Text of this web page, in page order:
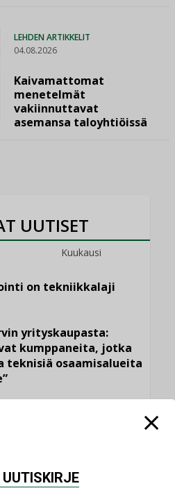
LEHDEN ARTIKKELIT
04.08.2026
Kaivamattomat
menetelmät
vakiinnuttavat
asemansa taloyhtiöissä
UUTISET
Kuukausi
on tekniikkalaji
yrityskaupasta:
kumppaneita, jotka
teknisiä osaamisalueita
voimakkaasti: